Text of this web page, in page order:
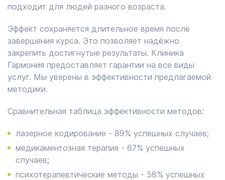
подходит для людей разного возраста.
Эффект сохраняется длительное время после
завершения курса. Это позволяет надёжно
закрепить достигнутые результаты. Клиника
Гармония предоставляет гарантии на все виды
услуг. Мы уверены в эффективности предлагаемой
методики.
Сравнительная таблица эффективности методов:
лазерное кодирование - 89% успешных случаев;
медикаментозная терапия - 67% успешных
случаев;
психотерапевтические методы - 58% успешных